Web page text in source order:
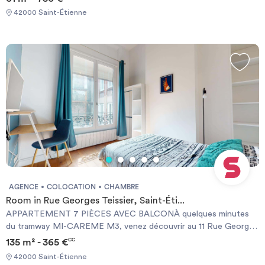
42000 Saint-Étienne
AGENCE COLOCATION CHAMBRE
Room in Rue Georges Teissier, Saint-Éti...
APPARTEMENT 7 PIÈCES AVEC BALCONÀ quelques minutes
du tramway MI-CAREME M3, venez découvrir au 11 Rue Georges
Teissier à Saint-Étienne (42000) cette colocation de 6 chambres
de 135 m².🛌 LA CHAMBRELa chambre 6 dispose d'un lit double,
135 m² - 365 €CC
42000 Saint-Étienne